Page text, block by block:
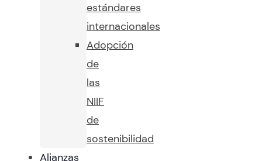
estándares
internacionales
Adopción
de
las
NIIF
de
sostenibilidad
Alianzas